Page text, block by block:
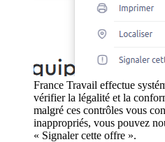
France Travail effectue
vérifier la légalité et la
malgré ces contrôles vous
inappropriés, vous pouvez
« Signaler cette offre ».